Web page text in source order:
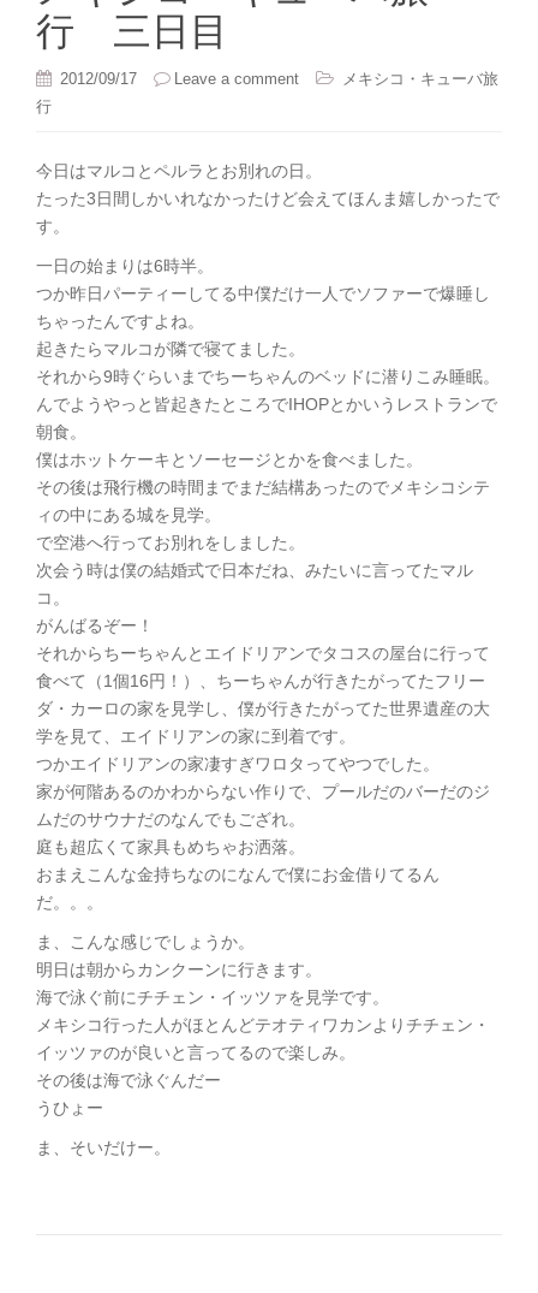
行 三日目
2012/09/17 Leave a comment
メキシコ・キューバ旅
行
今日はマルコとペルラとお別れの日。
たった3日間しかいれなかったけど会えてほんま嬉しかったで
す。
一日の始まりは6時半。
つか昨日パーティーしてる中僕だけ一人でソファーで爆睡し
ちゃったんですよね。
起きたらマルコが隣で寝てました。
それから9時ぐらいまでちーちゃんのベッドに潜りこみ睡眠。
んでようやっと皆起きたところでIHOPとかいうレストランで
朝食。
僕はホットケーキとソーセージとかを食べました。
その後は飛行機の時間までまだ結構あったのでメキシコシテ
ィの中にある城を見学。
で空港へ行ってお別れをしました。
次会う時は僕の結婚式で日本だね、みたいに言ってたマル
コ。
がんばるぞー！
それからちーちゃんとエイドリアンでタコスの屋台に行って
食べて（1個16円！）、ちーちゃんが行きたがってたフリー
ダ・カーロの家を見学し、僕が行きたがってた世界遺産の大
学を見て、エイドリアンの家に到着です。
つかエイドリアンの家凄すぎワロタってやつでした。
家が何階あるのかわからない作りで、プールだのバーだのジ
ムだのサウナだのなんでもござれ。
庭も超広くて家具もめちゃお洒落。
おまえこんな金持ちなのになんで僕にお金借りてるん
だ。。。
ま、こんな感じでしょうか。
明日は朝からカンクーンに行きます。
海で泳ぐ前にチチェン・イッツァを見学です。
メキシコ行った人がほとんどテオティワカンよりチチェン・
イッツァのが良いと言ってるので楽しみ。
その後は海で泳ぐんだー
うひょー
ま、そいだけー。